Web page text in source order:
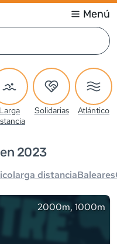
Menú
Larga
Solidarias Atlántico
2023
larga distanciaBaleares
2000m, 1000m